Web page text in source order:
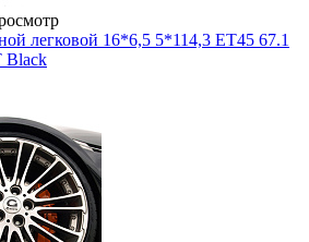
легковой 16*6,5 5*114,3 ET45 67.1
Black